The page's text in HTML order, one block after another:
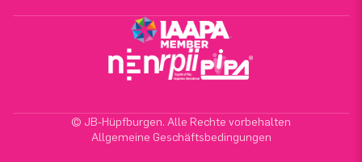
© JB-Hüpfburgen. Alle Rechte vorbehalten
Allgemeine Geschäftsbedingungen